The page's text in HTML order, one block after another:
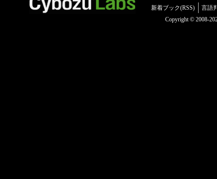
新着ブック(RSS)
言語
Copyright © 2008-